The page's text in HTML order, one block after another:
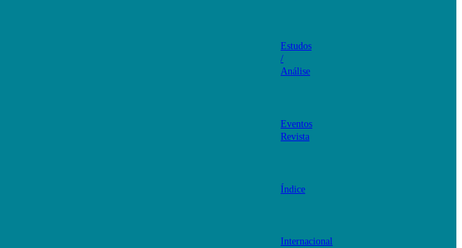
Estudos
/
Análise
Eventos
Revista
Índice
Internacional